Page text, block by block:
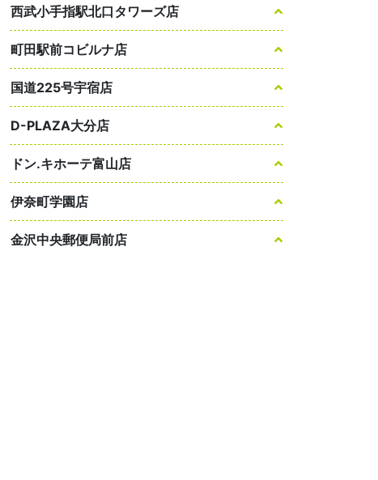
西武小手指駅北口タワーズ店
町田駅前コビルナ店
国道225号宇宿店
D-PLAZA大分店
ドン.キホーテ富山店
伊奈町学園店
金沢中央郵便局前店